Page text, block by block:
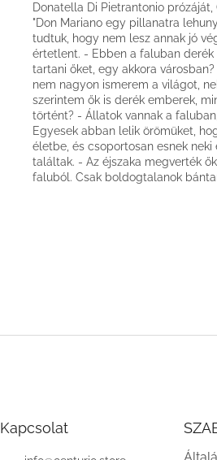
Donatella Di Pietrantonio
"Don Mariano egy pillanatra
tudtuk, hogy nem lesz annak jó
értetlent. - Ebben a faluban
tartani őket, egy akkora
nem nagyon ismerem a világot,
szerintem ők is derék emberek,
történt? - Állatok vannak a
Egyesek abban lelik örömüket,
életbe, és csoportosan esnek
találtak. - Az éjszaka megverték
faluból. Csak boldogtalanok
Kapcsolat